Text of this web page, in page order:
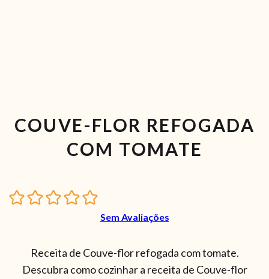
COUVE-FLOR REFOGADA
COM TOMATE
Sem Avaliações
Receita de Couve-flor refogada com tomate.
Descubra como cozinhar a receita de Couve-flor